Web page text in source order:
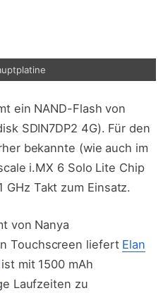
ein NAND-Flash von
SDIN7DP2 4G). Für den
bekannte (wie auch im
i.MX 6 Solo Lite Chip
GHz Takt zum Einsatz.
von Nanya
Touchscreen liefert Elan
ist mit 1500 mAh
Laufzeiten zu